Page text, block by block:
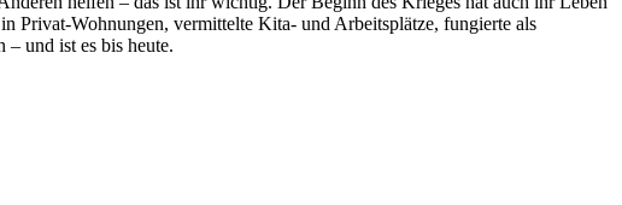
Privat-Wohnungen, vermittelte Kita- und Arbeitsplätze, fungierte als
und ist es bis heute.